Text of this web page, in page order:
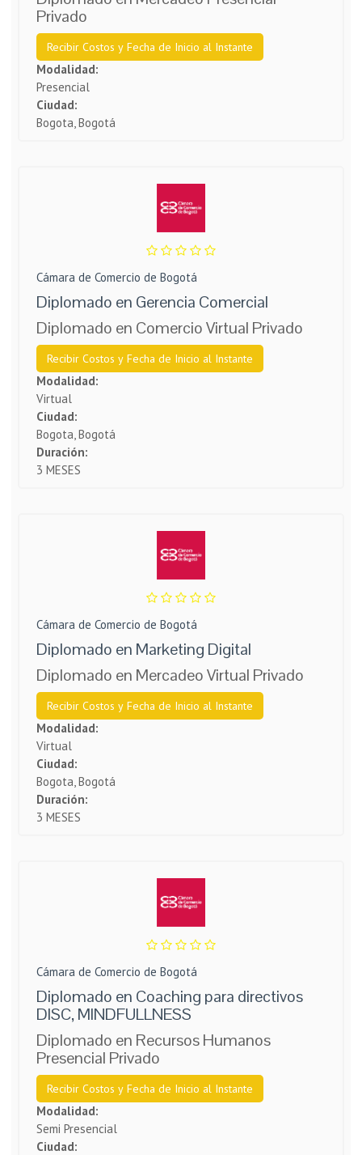
Privado
Recibir Costos y Fecha de Inicio al Instante
Modalidad:
Presencial
Ciudad:
Bogota, Bogotá
Cámara de Comercio de Bogotá
Diplomado en Gerencia Comercial
Diplomado en Comercio Virtual Privado
Recibir Costos y Fecha de Inicio al Instante
Modalidad:
Virtual
Ciudad:
Bogota, Bogotá
Duración:
3 MESES
Cámara de Comercio de Bogotá
Diplomado en Marketing Digital
Diplomado en Mercadeo Virtual Privado
Recibir Costos y Fecha de Inicio al Instante
Modalidad:
Virtual
Ciudad:
Bogota, Bogotá
Duración:
3 MESES
Cámara de Comercio de Bogotá
Diplomado en Coaching para directivos
DISC, MINDFULLNESS
Diplomado en Recursos Humanos
Presencial Privado
Recibir Costos y Fecha de Inicio al Instante
Modalidad:
Semi Presencial
Ciudad: